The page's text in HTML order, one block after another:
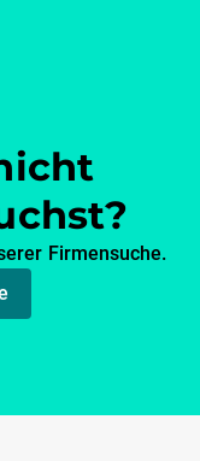
Firmensuche.